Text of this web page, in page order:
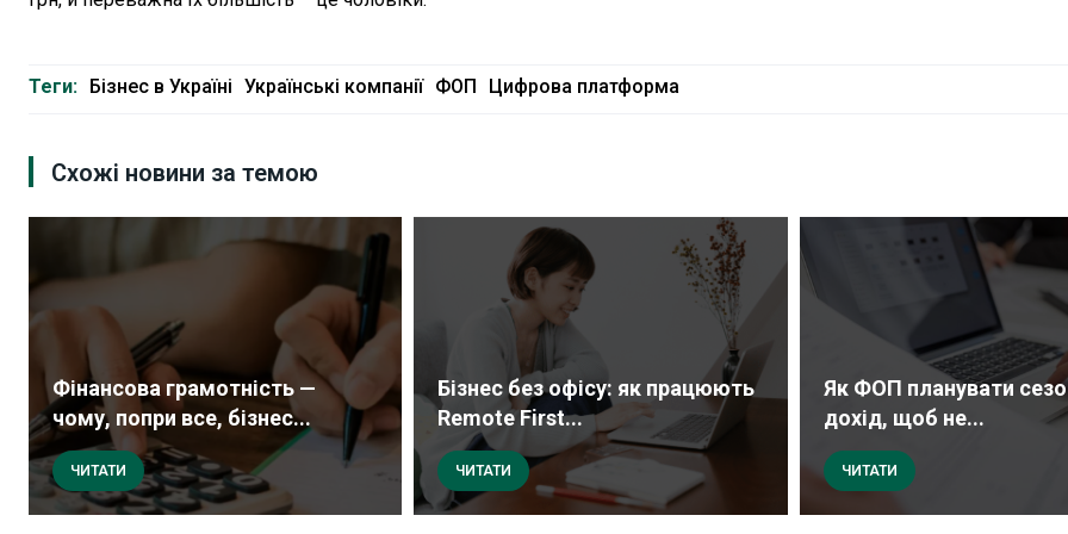
Теги: Бізнес в Україні Українські компанії ФОП Цифрова платформа
Схожі новини за темою
Фінансова грамотність —
чому, попри все, бізнес...
ЧИТАТИ
Бізнес без офісу: як працюють
Remote First...
ЧИТАТИ
Як ФОП планувати
дохід, щоб не...
ЧИТАТИ